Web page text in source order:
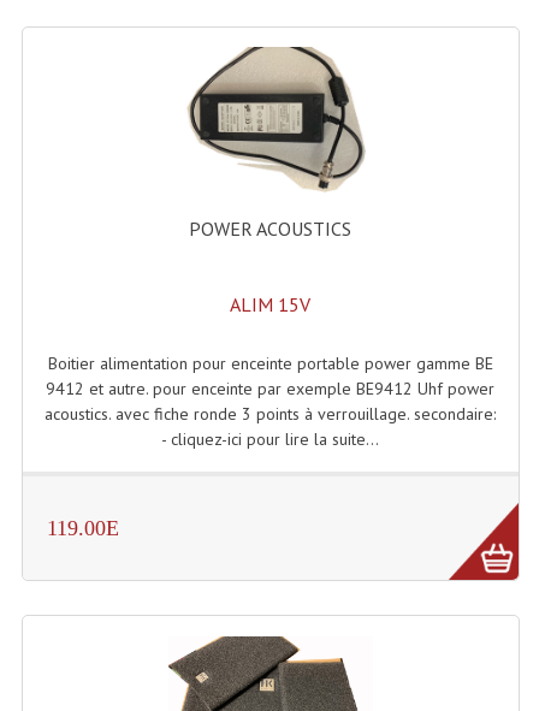
POWER ACOUSTICS
ALIM 15V
Boitier alimentation pour enceinte portable power gamme BE
9412 et autre. pour enceinte par exemple BE9412 Uhf power
acoustics. avec fiche ronde 3 points à verrouillage. secondaire:
- cliquez-ici pour lire la suite...
119.00E